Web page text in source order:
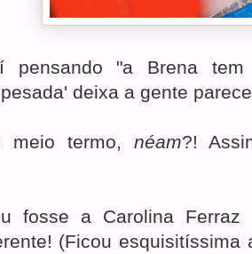
pensando "a Brena
deixa a gente
meio termo, néam?!
fosse a Carolina
(Ficou